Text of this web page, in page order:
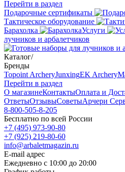
Перейти в раздел
Подарочные сертификаты
Тактическое оборудование
Барахолка
Услуги
лучников и арбалетчиков
Каталог/
Бренды
Topoint ArcheryJunxingEK Archery
Перейти в раздел
О магазинеКонтактыОплата и
ОтветыОтзывыСоветыАрчери
8-800-505-8-205
Бесплатно по всей России
+7 (495) 973-90-80
+7 (925) 219-80-60
info@arbaletmagazin.ru
E-mail адрес
Ежедневно с 10:00 до 20:00